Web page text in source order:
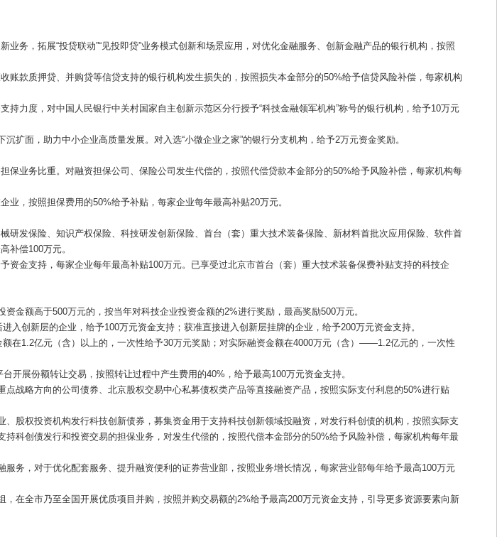
务，拓展“投贷联动”“见投即贷”业务模式创新和场景应用，对优化金融服务、创新金融产品的银行机构，按照
账款质押贷、并购贷等信贷支持的银行机构发生损失的，按照损失本金部分的50%给予信贷风险补偿，每家机构
力度，对中国人民银行中关村国家自主创新示范区分行授予“科技金融领军机构”称号的银行机构，给予10万元
扩面，助力中小企业高质量发展。对入选“小微企业之家”的银行分支机构，给予2万元资金奖励。
保业务比重。对融资担保公司、保险公司发生代偿的，按照代偿贷款本金部分的50%给予风险补偿，每家机构每
业，按照担保费用的50%给予补贴，每家企业每年最高补贴20万元。
研发保险、知识产权保险、科技研发创新保险、首台（套）重大技术装备保险、新材料首批次应用保险、软件首
补偿100万元。
资金支持，每家企业每年最高补贴100万元。已享受过北京市首台（套）重大技术装备保费补贴支持的科技企
金额高于500万元的，按当年对科技企业投资金额的2%进行奖励，最高奖励500万元。
创新层的企业，给予100万元资金支持；获准直接进入创新层挂牌的企业，给予200万元资金支持。
在1.2亿元（含）以上的，一次性给予30万元奖励；对实际融资金额在4000万元（含）——1.2亿元的，一次性
开展份额转让交易，按照转让过程中产生费用的40%，给予最高100万元资金支持。
战略方向的公司债券、北京股权交易中心私募债权类产品等直接融资产品，按照实际支付利息的50%进行贴
股权投资机构发行科技创新债券，募集资金用于支持科技创新领域投融资，对发行科创债的机构，按照实际支
科创债发行和投资交易的担保业务，对发生代偿的，按照代偿本金部分的50%给予风险补偿，每家机构每年最
务，对于优化配套服务、提升融资便利的证券营业部，按照业务增长情况，每家营业部每年给予最高100万元
在全市乃至全国开展优质项目并购，按照并购交易额的2%给予最高200万元资金支持，引导更多资源要素向新